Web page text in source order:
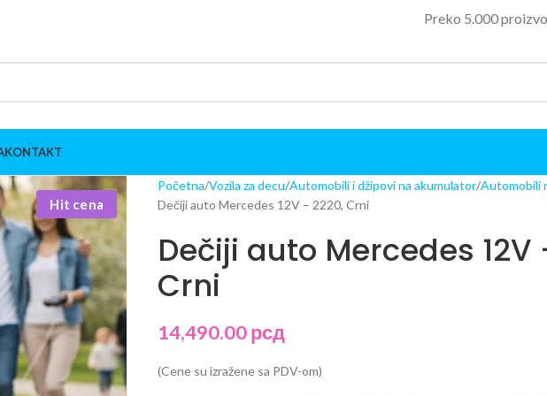
Preko 5.000
KONTAKT
Hit cena
Početna Vozila za decu Automobili i džipovi na akumulator Automobili
Dečiji auto Mercedes 12V – 2220, Crni
Dečiji auto Mercedes 12V
Crni
14,490.00рсд
(Cene su izražene sa PDV-om)